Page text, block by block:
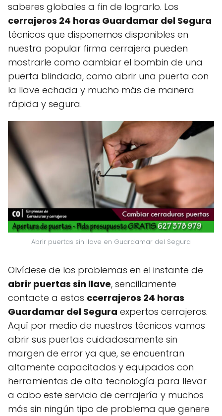
saberes globales a fin de lograrlo. Los
cerrajeros 24 horas Guardamar del Segura
técnicos que disponemos disponibles en
nuestra popular firma cerrajera pueden
mostrarle como cambiar el bombin de una
puerta blindada, como abrir una puerta con
la llave echada y mucho más de manera
rápida y segura.
Abrir puertas sin llave en Guardamar del Segura
Olvídese de los problemas en el instante de
abrir puertas sin llave, sencillamente
contacte a estos ccerrajeros 24 horas
Guardamar del Segura expertos cerrajeros.
Aquí por medio de nuestros técnicos vamos
abrir sus puertas cuidadosamente sin
margen de error ya que, se encuentran
altamente capacitados y equipados con
herramientas de alta tecnología para llevar
a cabo este servicio de cerrajería y muchos
más sin ningún tipo de problema que genere